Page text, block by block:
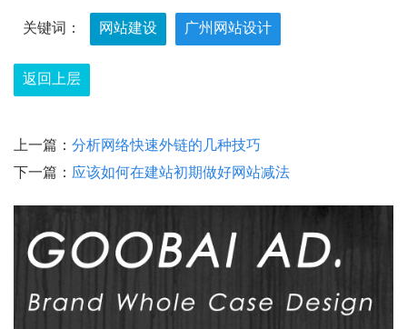
关键词： 网站建设 广州网站设计
返回上层
上一篇： 分析网络快速外链的几种技巧
下一篇： 应该如何在建站初期做好网站减法